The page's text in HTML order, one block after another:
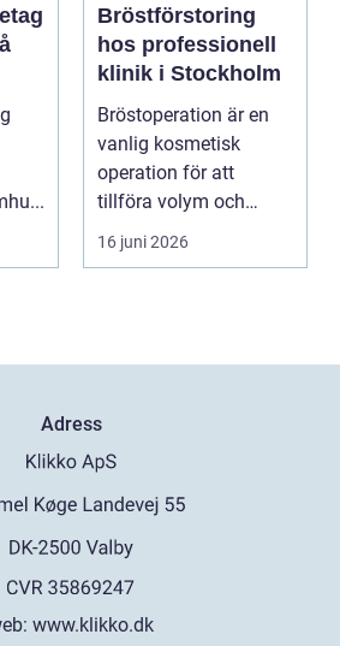
Bröstförstoring
hos professionell
klinik i Stockholm
Bröstoperation är en
vanlig kosmetisk
operation för att
tillföra volym och
skapa...
16 juni 2026
Adress
www.klikko.dk